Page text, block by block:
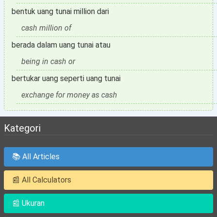
bentuk uang tunai million dari
cash million of
berada dalam uang tunai atau
being in cash or
bertukar uang seperti uang tunai
exchange for money as cash
Kategori
📚 All Articles
📰 All Calculators
📰 Ukuran